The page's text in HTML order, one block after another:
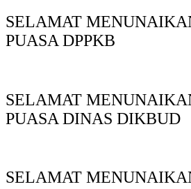
SELAMAT
PUASA DPPKB
SELAMAT
PUASA DINAS DIKBUD
SELAMAT